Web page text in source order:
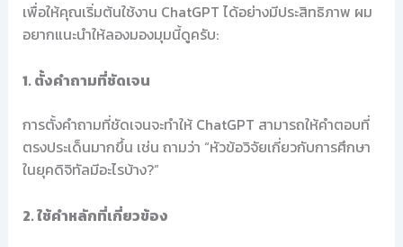
เพื่อให้คุณเริ่มต้นใช้งาน ChatGPT ได้อย่างมีประสิทธิภาพ ผม
อยากแนะนำให้ลองมองมุมนี้ดูครับ:
1. ตั้งคำถามที่ชัดเจน
การตั้งคำถามที่ชัดเจนจะทำให้ ChatGPT สามารถให้คำตอบที่
ตรงประเด็นมากขึ้น เช่น ถามว่า “หัวข้อวิจัยเกี่ยวกับการศึกษา
ในยุคดิจิทัลมีอะไรบ้าง?”
2. ใช้คำหลักที่เกี่ยวข้อง